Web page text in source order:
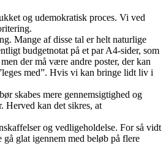
og udemokratisk proces. Vi ved
Mange af disse tal er helt naturlige
budgetnotat på et par A4-sider, som
der må være andre poster, der kan
med”. Hvis vi kan bringe lidt liv i
skabes mere gennemsigtighed og
Herved kan det sikres, at
og vedligeholdelse. For så vidt
glat igennem med beløb på flere